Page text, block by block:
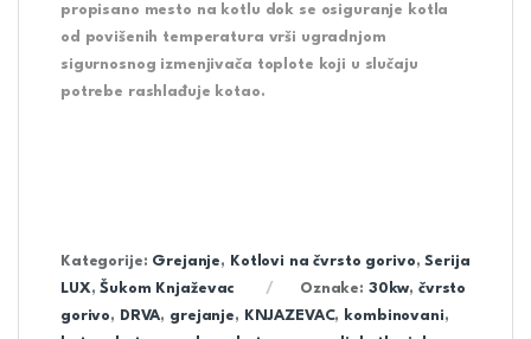
propisano mesto na kotlu dok se osiguranje kotla
od povišenih temperatura vrši ugradnjom
sigurnosnog izmenjivača toplote koji u slučaju
potrebe rashlađuje kotao.
Kategorije: Grejanje, Kotlovi na čvrsto gorivo,Serija
LUX,Šukom Knjaževac Oznake: 30kw,čvrsto
gorivo, DRVA, grejanje, KNJAZEVAC, kombinovani,